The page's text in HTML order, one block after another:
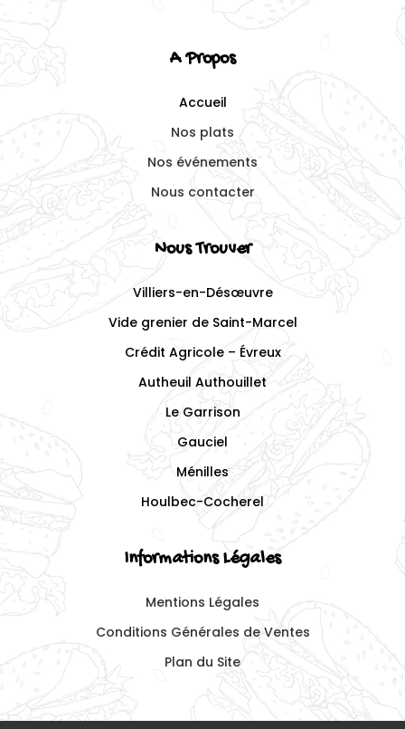
A Propos
Accueil
Nos plats
Nos événements
Nous contacter
Nous Trouver
Villiers-en-Désœuvre
Vide grenier de Saint-Marcel
Crédit Agricole – Évreux
Autheuil Authouillet
Le Garrison
Gauciel
Ménilles
Houlbec-Cocherel
Informations Légales
Mentions Légales
Conditions Générales de Ventes
Plan du Site